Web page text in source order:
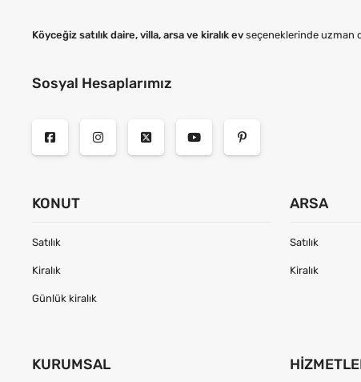
Köyceğiz satılık daire, villa, arsa ve kiralık ev seçeneklerinde uzman
Sosyal Hesaplarımız
KONUT
Satılık
Kiralık
Günlük kiralık
ARSA
Satılık
Kiralık
KURUMSAL